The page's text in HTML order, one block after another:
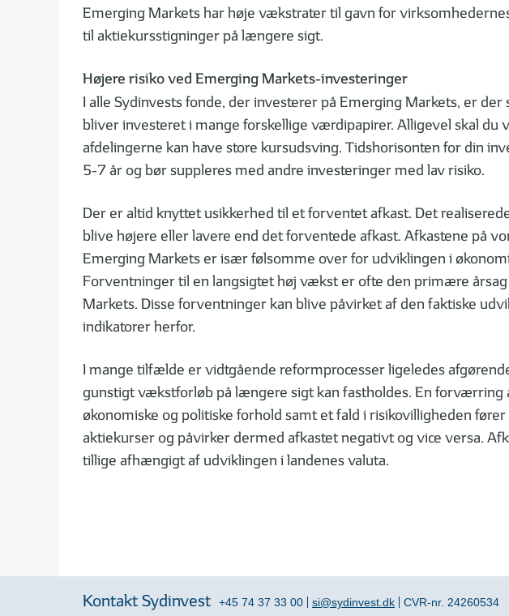
Emerging Markets har høje vækstrater til gavn for
til aktiekursstigninger på længere sigt.
Højere risiko ved Emerging Markets-investeringer
I alle Sydinvests fonde, der investerer på Emerging Markets, er
bliver investeret i mange forskellige værdipapirer. Alligevel skal
afdelingerne kan have store kursudsving. Tidshorisonten for din
5-7 år og bør suppleres med andre investeringer med lav risiko.
Der er altid knyttet usikkerhed til et forventet afkast. Det
blive højere eller lavere end det forventede afkast. Afkastene på
Emerging Markets er især følsomme over for udviklingen i
Forventninger til en langsigtet høj vækst er ofte den primære
Markets. Disse forventninger kan blive påvirket af den faktiske
indikatorer herfor.
I mange tilfælde er vidtgående reformprocesser ligeledes
gunstigt vækstforløb på længere sigt kan fastholdes. En forværring
økonomiske og politiske forhold samt et fald i risikovilligheden
aktiekurser og påvirker dermed afkastet negativt og vice versa.
tillige afhængigt af udviklingen i landenes valuta.
Kontakt Sydinvest +45 74 37 33 00 si@sydinvest.dk CVR-nr. 24260534